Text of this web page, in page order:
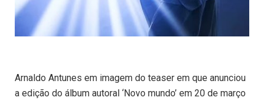
Arnaldo Antunes em imagem do teaser em que anunciou
a edição do álbum autoral ‘Novo mundo’ em 20 de março